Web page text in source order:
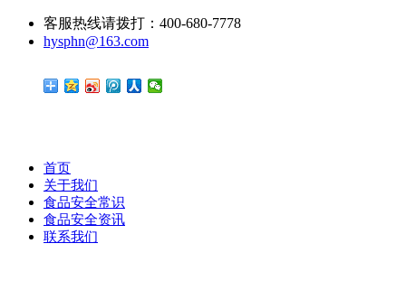
客服热线请拨打：400-680-7778
hysphn@163.com
首页
关于我们
食品安全常识
食品安全资讯
联系我们